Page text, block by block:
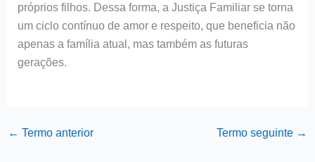
próprios filhos. Dessa forma, a Justiça Familiar se torna
um ciclo contínuo de amor e respeito, que beneficia não
apenas a família atual, mas também as futuras
gerações.
← Termo anterior Termo seguinte →